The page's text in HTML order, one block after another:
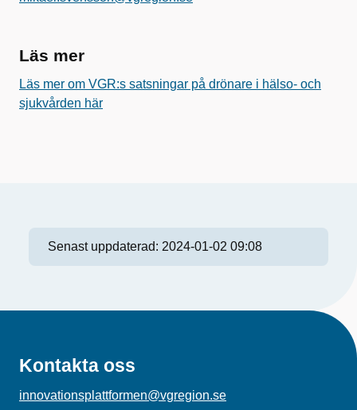
Läs mer
Läs mer om VGR:s satsningar på drönare i hälso- och
sjukvården här
Senast uppdaterad: 2024-01-02 09:08
Kontakta oss
innovationsplattformen@vgregion.se